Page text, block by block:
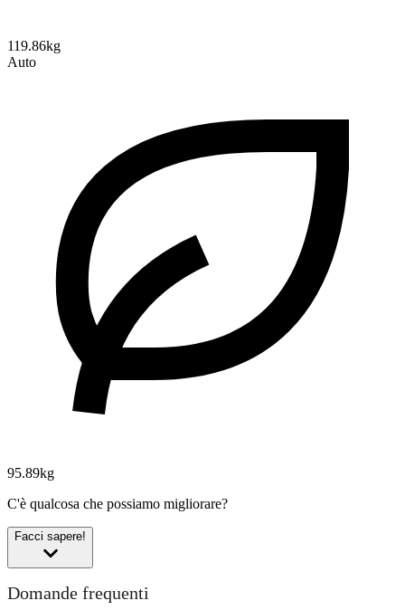
119.86kg
Auto
95.89kg
C'è qualcosa che possiamo migliorare?
Facci sapere!
Domande frequenti